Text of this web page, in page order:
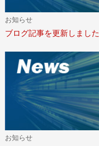
お知らせ
ブログ記事を更新しました
お知らせ